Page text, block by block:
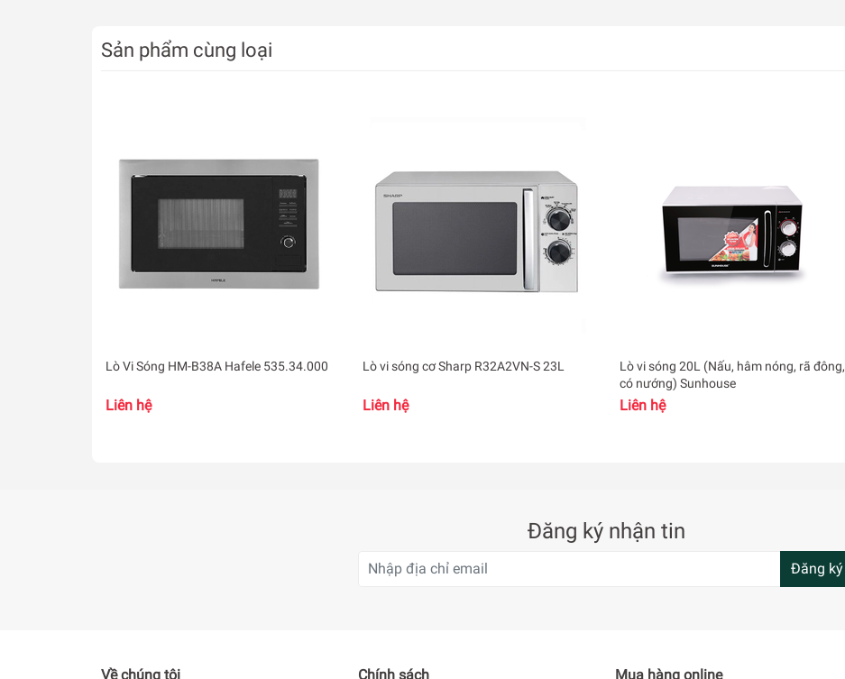
Công suất 800 W cùng các chức năng như nấu, hâm nóng, rã đông giúp người nội trợ nhẹ nhàng hơn khi vào bếp
Sản phẩm cùng loại
Lò Vi Sóng HM-B38A Hafele 535.34.000
Liên hệ
Lò vi sóng cơ Sharp R32A2VN-S 23L
Liên hệ
Lò vi sóng 20L (Nấu, hâm nóng, rã đông,
có nướng) Sunhouse
Liên hệ
Đăng ký nhận tin
Đăng ký
Về chúng tôi Chính sách Mua hàng online